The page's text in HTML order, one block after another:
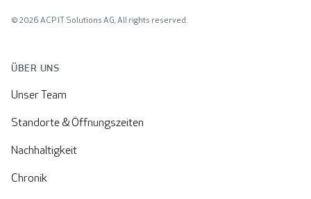
© 2026 ACP IT Solutions AG, All rights reserved.
ÜBER UNS
Unser Team
Standorte & Öffnungszeiten
Nachhaltigkeit
Chronik